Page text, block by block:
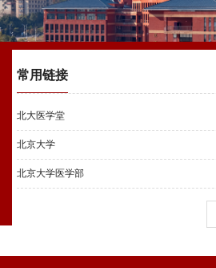
常用链接
北大医学堂
北京大学
北京大学医学部